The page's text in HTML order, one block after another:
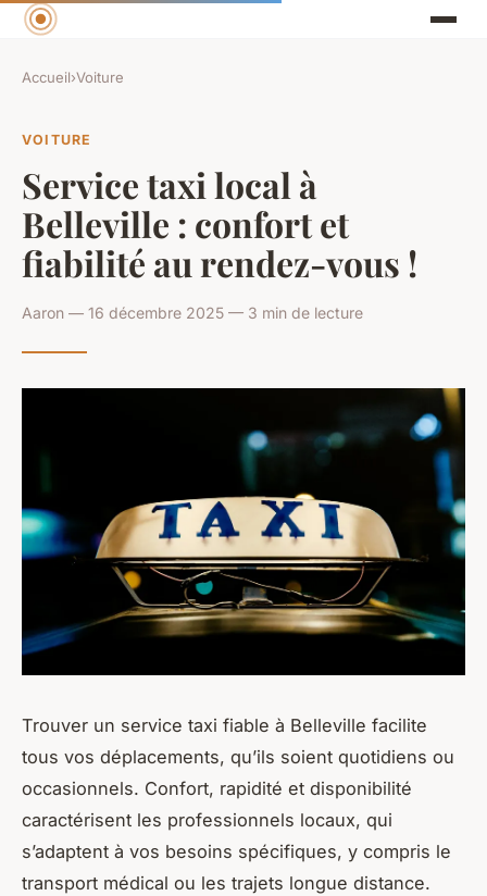
Accueil›Voiture
VOITURE
Service taxi local à
Belleville : confort et
fiabilité au rendez-vous !
Aaron — 16 décembre 2025 — 3 min de lecture
Trouver un service taxi fiable à Belleville facilite
tous vos déplacements, qu’ils soient quotidiens ou
occasionnels. Confort, rapidité et disponibilité
caractérisent les professionnels locaux, qui
s’adaptent à vos besoins spécifiques, y compris le
transport médical ou les trajets longue distance.